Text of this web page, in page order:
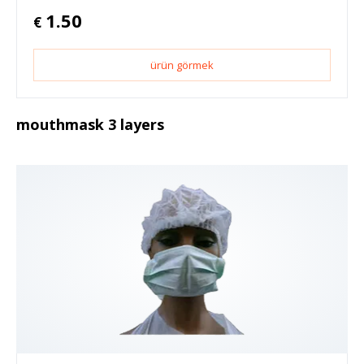
€ 1.50
ürün görmek
mouthmask 3 layers